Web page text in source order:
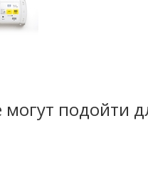
подойти